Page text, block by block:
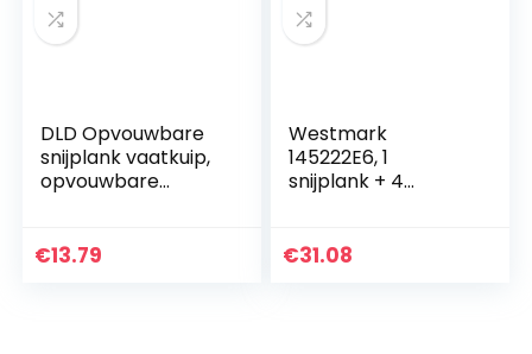
DLD Opvouwbare
snijplank vaatkuip,
opvouwbare
stekker,
€13.79
Westmark
145222E6, 1
snijplank + 4
€31.08